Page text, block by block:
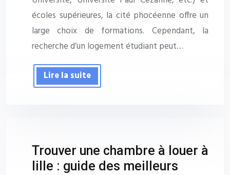
écoles supérieures, la cité phocéenne offre un
large choix de formations. Cependant, la
recherche d’un logement étudiant peut…
Lire la suite
Trouver une chambre à louer à
lille : guide des meilleurs